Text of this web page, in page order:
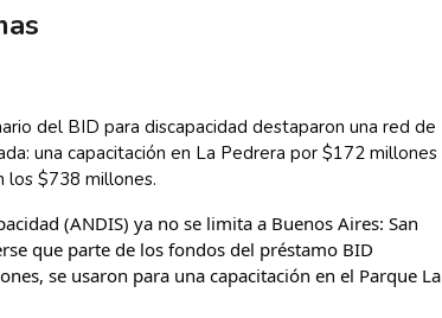
del BID para discapacidad destaparon una red de
una capacitación en La Pedrera por $172 millones
los $738 millones.
(ANDIS) ya no se limita a Buenos Aires: San
que parte de los fondos del préstamo BID
se usaron para una capacitación en el Parque La